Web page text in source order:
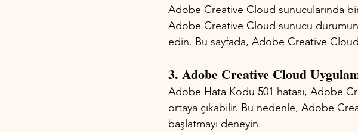
Adobe Creative Cloud sunucularında
Adobe Creative Cloud sunucu
edin. Bu sayfada, Adobe Creative
3. Adobe Creative Cloud
Adobe Hata Kodu 501 hatası, Adobe
ortaya çıkabilir. Bu nedenle, Adobe
başlatmayı deneyin.